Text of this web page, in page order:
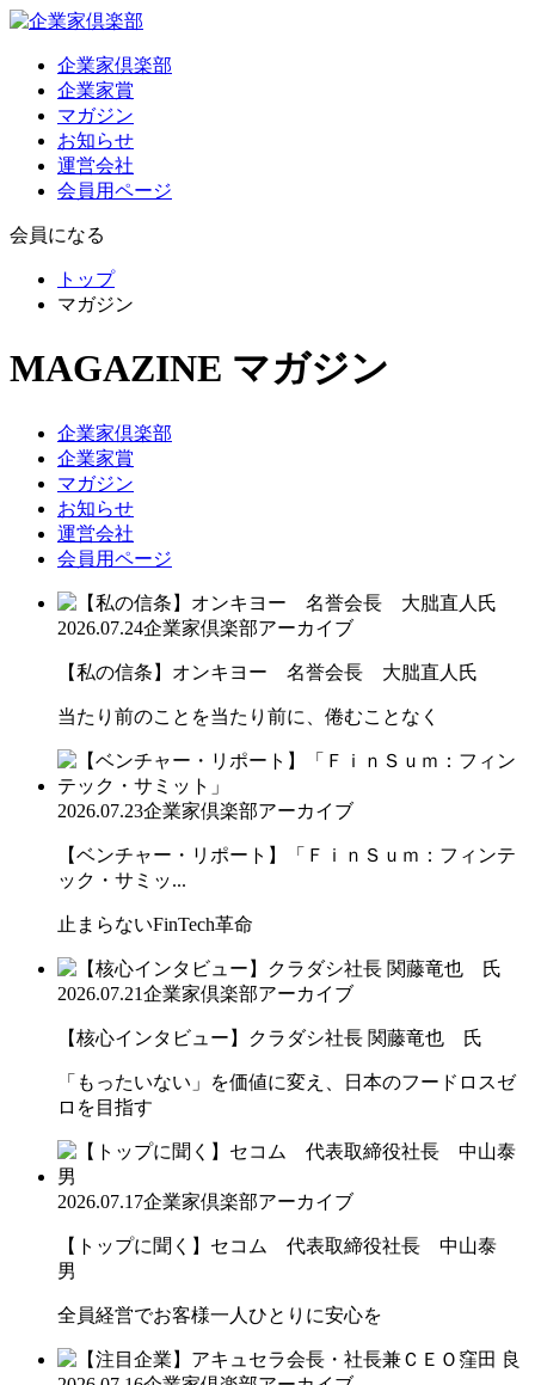
企業家倶楽部
企業家賞
マガジン
お知らせ
運営会社
会員用ページ
会員になる
トップ
マガジン
MAGAZINE マガジン
企業家倶楽部
企業家賞
マガジン
お知らせ
運営会社
会員用ページ
2026.07.24企業家倶楽部アーカイブ
【私の信条】オンキヨー 名誉会長 大朏直人氏
当たり前のことを当たり前に、倦むことなく
2026.07.23企業家倶楽部アーカイブ
【ベンチャー・リポート】「ＦｉｎＳｕｍ：フィンテ
ック・サミッ...
止まらないFinTech革命
2026.07.21企業家倶楽部アーカイブ
【核心インタビュー】クラダシ社長 関藤竜也 氏
「もったいない」を価値に変え、日本のフードロスゼ
ロを目指す
2026.07.17企業家倶楽部アーカイブ
【トップに聞く】セコム 代表取締役社長 中山泰
男
全員経営でお客様一人ひとりに安心を